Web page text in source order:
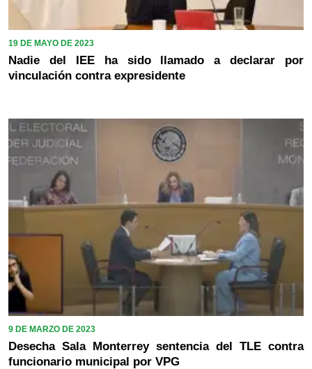
19 DE MAYO DE 2023
Nadie del IEE ha sido llamado a declarar por
vinculación contra expresidente
9 DE MARZO DE 2023
Desecha Sala Monterrey sentencia del TLE contra
funcionario municipal por VPG